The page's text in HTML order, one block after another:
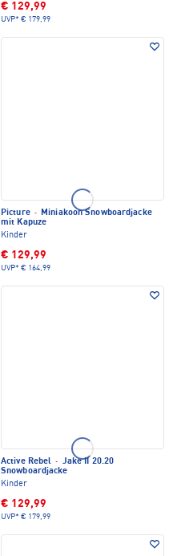
€ 129,99
UVP* € 179,99
Picture · Miniakoon Snowboardjacke
mit Kapuze
Kinder
€ 129,99
UVP* € 164,99
Active Rebel · Jake II 20.20
Snowboardjacke
Kinder
€ 129,99
UVP* € 179,99